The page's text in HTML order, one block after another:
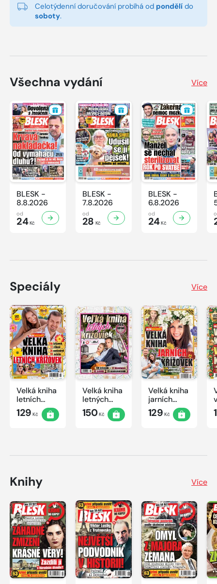
Celotýdenní doručování probíhá od pondělí do
soboty.
Všechna vydání Více
BLESK -
8.8.2026
od
24Kč
BLESK -
7.8.2026
od
28 Kč
BLESK -
6.8.2026
od
24Kč
Speciály Více
Velká kniha
letních
křížovek
2026
129 Kč
Velká kniha
letných
krížoviek s
TV JOJ
150Kč
Velká kniha
jarních
křížovek
2026
129 Kč
Knihy Více